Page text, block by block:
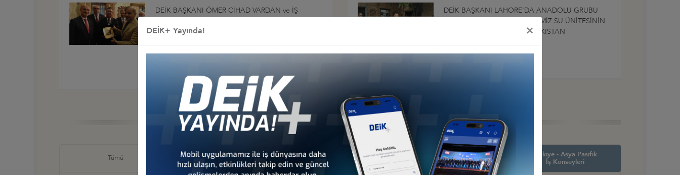
DEİK BAŞKANI ÖMER CİHAD VARDAN ve İŞ
ŞAHBAZ ŞERİF İLE TOPLANTI, 1 EYLÜL 2016,
DEİK BAŞKANI LAHORE'DA ANADOLU GRUBU
TARAFINDAN YAPTIRILAN TEMİZ SU ÜNİTESİNİN
AÇILIŞINI YAPTI, LAHORE, PAKİSTAN
Türkiye - Pakistan İş Konseyi
Diğer İş Konseyleri
Tümü
Türkiye - Afrika
İş Konseyleri
Türkiye - Kuzey Amerika
İş Konseyleri
Türkiye - Latin Amerika ve
Karayipler İş Konseyleri
Türkiye - Asya Pasifik
İş Konseyleri
DEİK+ Yayında! ×